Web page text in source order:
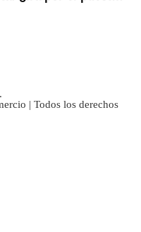
| Todos los derechos